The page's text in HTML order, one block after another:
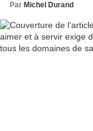
Par Michel Durand